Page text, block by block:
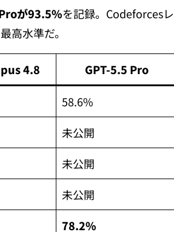
が93.5%を記録。Codeforcesレ
高水準だ。
4.8 GPT-5.5 Pro
58.6%
未公開
未公開
未公開
78.2%